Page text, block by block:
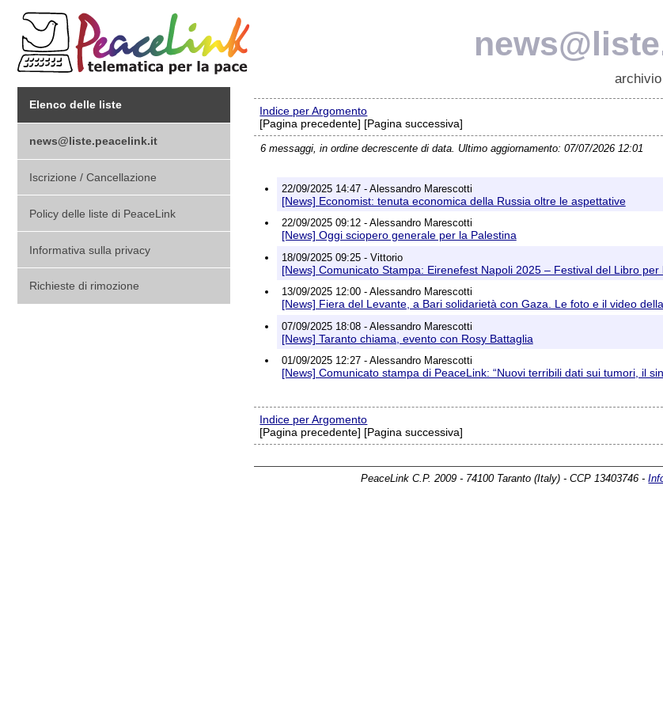
Elenco delle liste
news@liste.peacelink.it
Iscrizione / Cancellazione
Policy delle liste di PeaceLink
Informativa sulla privacy
Richieste di rimozione
Indice per Argomento
[Pagina precedente] [Pagina successiva]
6 messaggi, in ordine decrescente di data. Ultimo aggiornamento: 07/07/2026 12:01
22/09/2025 14:47 - Alessandro Marescotti
[News] Economist: tenuta economica della Russia oltre le aspettative
22/09/2025 09:12 - Alessandro Marescotti
[News] Oggi sciopero generale per la Palestina
18/09/2025 09:25 - Vittorio
[News] Comunicato Stampa: Eirenefest Napoli 2025 – Festival del Libro
13/09/2025 12:00 - Alessandro Marescotti
[News] Fiera del Levante, a Bari solidarietà con Gaza. Le foto e il video
07/09/2025 18:08 - Alessandro Marescotti
[News] Taranto chiama, evento con Rosy Battaglia
01/09/2025 12:27 - Alessandro Marescotti
[News] Comunicato stampa di PeaceLink: “Nuovi terribili dati sui tumori, il
Indice per Argomento
[Pagina precedente] [Pagina successiva]
PeaceLink C.P. 2009 - 74100 Taranto (Italy) - CCP 13403746 -